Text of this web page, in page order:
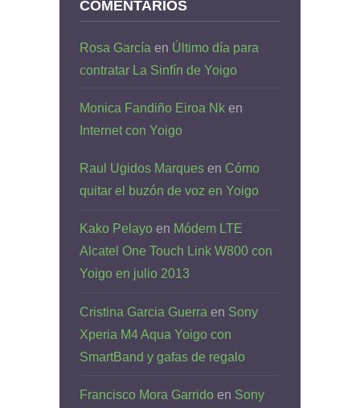
COMENTARIOS
Rosa García en Último día para
contratar La Sinfín de Yoigo
Monica Fandiño Eiroa Nk en
Internet con Yoigo
Raul Ugidos Marques en Cómo
quitar el buzón de voz en Yoigo
Kako Pelayo en Módem LTE
Alcatel One Touch Link W800 con
Yoigo en julio 2013
Cristina Garcia Guerra en Sony
Xperia M4 Aqua Yoigo con
SmartBand y gafas de regalo
Francisco Mora Garrido en Sony